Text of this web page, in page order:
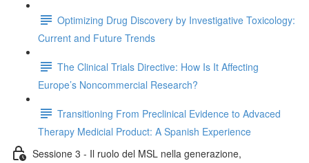
Optimizing Drug Discovery by Investigative Toxicology:
Current and Future Trends
The Clinical Trials Directive: How Is It Affecting
Europe’s Noncommercial Research?
Transitioning From Preclinical Evidence to Advaced
Therapy Medicial Product: A Spanish Experience
Sessione 3 - Il ruolo del MSL nella generazione,